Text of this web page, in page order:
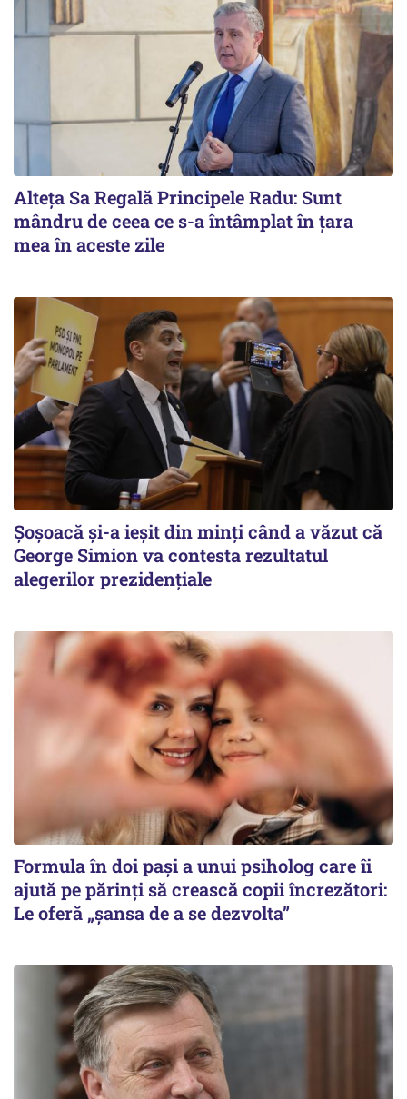
Alteţa Sa Regală Principele Radu: Sunt
mândru de ceea ce s-a întâmplat în ţara
mea în aceste zile
Șoșoacă și-a ieșit din minți când a văzut că
George Simion va contesta rezultatul
alegerilor prezidențiale
Formula în doi pași a unui psiholog care îi
ajută pe părinți să crească copii încrezători:
Le oferă „șansa de a se dezvolta”